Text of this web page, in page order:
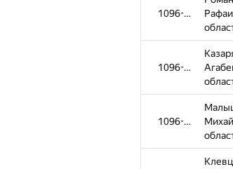
1096-1309
1096-1309
1096-1309